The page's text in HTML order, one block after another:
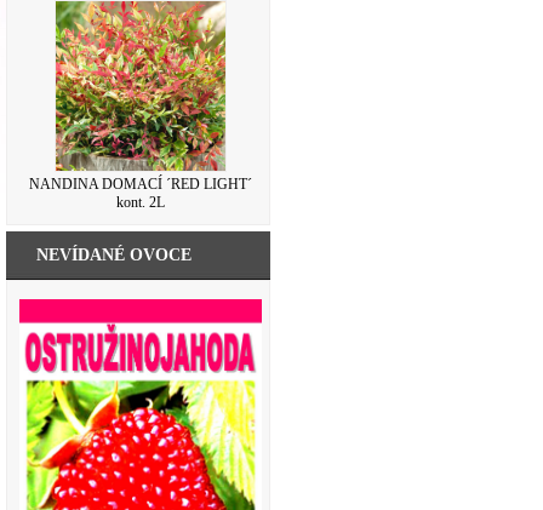
NANDINA DOMACÍ ´RED LIGHT´
kont. 2L
NEVÍDANÉ OVOCE